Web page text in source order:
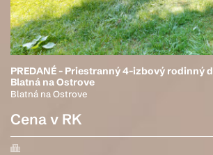
PREDANÉ - Priestranný 4-izbový rodinný
Blatná na Ostrove
Blatná na Ostrove
Cena v RK